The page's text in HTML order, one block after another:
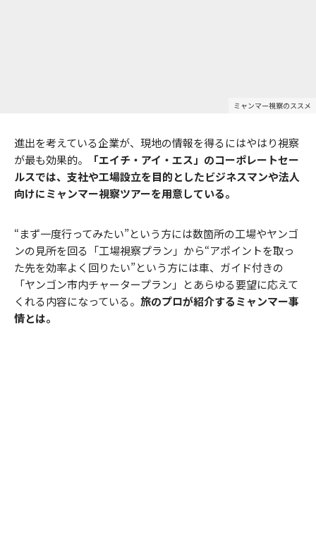
ミャンマー視察のススメ
進出を考えている企業が、現地の情報を得るにはやはり視察
が最も効果的。
「エイチ・アイ・エス」のコーポレートセー
ルスでは、支社や工場設立を目的としたビジネスマンや法人
向けにミャンマー視察ツアーを用意している。
“まず一度行ってみたい”という方には数箇所の工場やヤンゴ
ンの見所を回る「工場視察プラン」から“アポイントを取っ
た先を効率よく回りたい”という方には車、ガイド付きの
「ヤンゴン市内チャータープラン」とあらゆる要望に応えて
くれる内容になっている。 旅のプロが紹介するミャンマー事
情とは。